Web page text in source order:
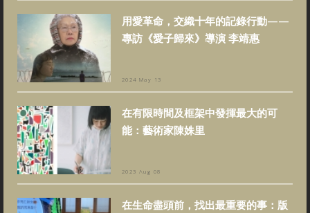
用愛革命，交織十年的記錄行動——
專訪《愛子歸來》導演 李靖惠
2024 May 13
在有限時間及框架中發揮最大的可
能：藝術家陳姝里
2023 Aug 08
在生命盡頭前，找出最重要的事：版